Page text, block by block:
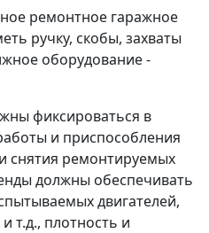
ремонтное гаражное
ручку, скобы, захваты
оборудование -
фиксироваться в
и приспособления
снятия ремонтируемых
должны обеспечивать
двигателей,
т.д., плотность и